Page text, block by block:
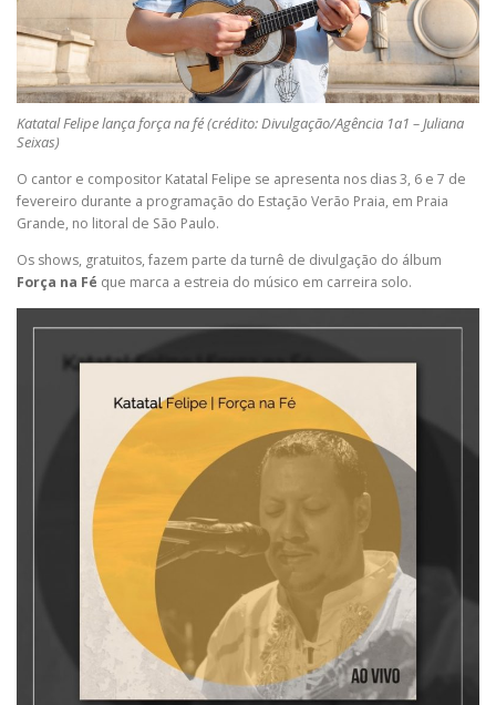
Katatal Felipe lança força na fé (crédito: Divulgação/Agência 1a1 – Juliana
Seixas)
O cantor e compositor Katatal Felipe se apresenta nos dias 3, 6 e 7 de
fevereiro durante a programação do Estação Verão Praia, em Praia
Grande, no litoral de São Paulo.
Os shows, gratuitos, fazem parte da turnê de divulgação do álbum
Força na Fé que marca a estreia do músico em carreira solo.